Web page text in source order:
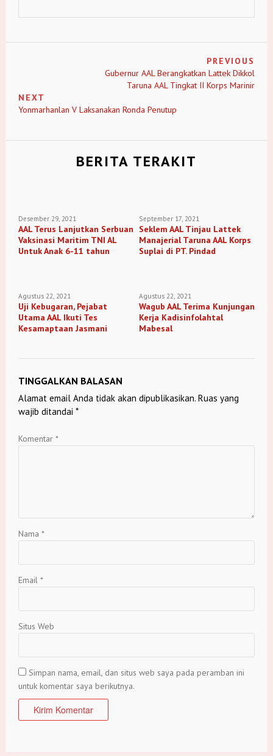
PREVIOUS
Gubernur AAL Berangkatkan Lattek Dikkol
Taruna AAL Tingkat II Korps Marinir
NEXT
Yonmarhanlan V Laksanakan Ronda Penutup
BERITA TERAKIT
Desember 29, 2021
AAL Terus Lanjutkan Serbuan
Vaksinasi Maritim TNI AL
Untuk Anak 6-11 tahun
September 17, 2021
Seklem AAL Tinjau Lattek
Manajerial Taruna AAL Korps
Suplai di PT. Pindad
Agustus 22, 2021
Uji Kebugaran, Pejabat
Utama AAL Ikuti Tes
Kesamaptaan Jasmani
Agustus 22, 2021
Wagub AAL Terima Kunjungan
Kerja Kadisinfolahtal
Mabesal
TINGGALKAN BALASAN
Alamat email Anda tidak akan dipublikasikan. Ruas yang
wajib ditandai *
Komentar *
Nama *
Email *
Situs Web
Simpan nama, email, dan situs web saya pada peramban ini
untuk komentar saya berikutnya.